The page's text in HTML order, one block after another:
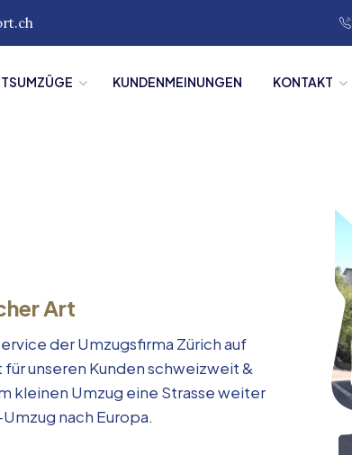
KUNDENMEINUNGEN KONTAKT
Art
der Umzugsfirma Zürich auf
unseren Kunden schweizweit &
kleinen Umzug eine Strasse weiter
nach Europa.